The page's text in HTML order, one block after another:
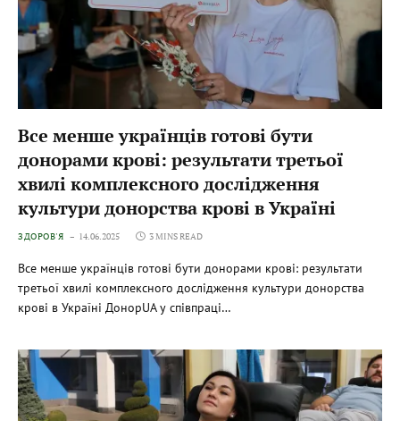
Все менше українців готові бути
донорами крові: результати третьої
хвилі комплексного дослідження
культури донорства крові в Україні
ЗДОРОВ'Я 14.06.2025 3 MINS READ
Все менше українців готові бути донорами крові: результати
третьої хвилі комплексного дослідження культури донорства
крові в Україні ДонорUA у співпраці…